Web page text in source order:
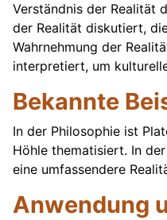
Verständnis der Realität
der Realität diskutiert,
Wahrnehmung der
interpretiert, um
Bekannte
In der Philosophie ist
Höhle thematisiert. In
eine umfassendere
Anwendung